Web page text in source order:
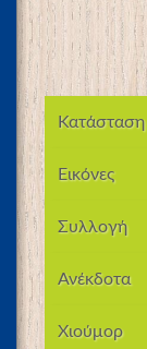
Κατάσταση
Εικόνες
Συλλογή
Ανέκδοτα
Χιούμορ